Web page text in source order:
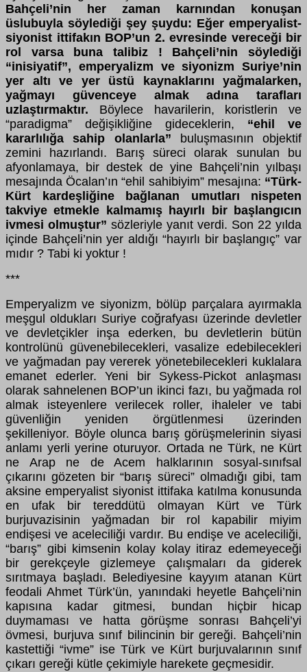
Bahçeli’nin her zaman karnından konuşan
üslubuyla söylediği şey şuydu: Eğer emperyalist-
siyonist ittifakın BOP’un 2. evresinde vereceği bir
rol varsa buna talibiz ! Bahçeli’nin söylediği
“inisiyatif”, emperyalizm ve siyonizm Suriye’nin
yer altı ve yer üstü kaynaklarını yağmalarken,
yağmayı güvenceye almak adına tarafları
uzlaştırmaktır. Böylece havarilerin, koristlerin ve
“paradigma” değişikliğine gideceklerin, “ehil ve
kararlılığa sahip olanlarla” buluşmasının objektif
zemini hazırlandı. Barış süreci olarak sunulan bu
afyonlamaya, bir destek de yine Bahçeli’nin yılbaşı
mesajında Öcalan’ın “ehil sahibiyim” mesajına: “Türk-
Kürt kardeşliğine bağlanan umutları nispeten
takviye etmekle kalmamış hayırlı bir başlangıcın
ivmesi olmuştur” sözleriyle yanıt verdi. Son 22 yılda
içinde Bahçeli’nin yer aldığı “hayırlı bir başlangıç” var
mıdır ? Tabi ki yoktur !
***
Emperyalizm ve siyonizm, bölüp parçalara ayırmakla
meşgul oldukları Suriye coğrafyası üzerinde devletler
ve devletçikler inşa ederken, bu devletlerin bütün
kontrolünü güvenebilecekleri, vasalize edebilecekleri
ve yağmadan pay vererek yönetebilecekleri kuklalara
emanet ederler. Yeni bir Sykess-Pickot anlaşması
olarak sahnelenen BOP’un ikinci fazı, bu yağmada rol
almak isteyenlere verilecek roller, ihaleler ve tabi
güvenliğin yeniden örgütlenmesi üzerinden
şekilleniyor. Böyle olunca barış görüşmelerinin siyasi
anlamı yerli yerine oturuyor. Ortada ne Türk, ne Kürt
ne Arap ne de Acem halklarının sosyal-sınıfsal
çıkarını gözeten bir “barış süreci” olmadığı gibi, tam
aksine emperyalist siyonist ittifaka katılma konusunda
en ufak bir tereddütü olmayan Kürt ve Türk
burjuvazisinin yağmadan bir rol kapabilir miyim
endişesi ve aceleciliği vardır. Bu endişe ve aceleciliği,
“barış” gibi kimsenin kolay kolay itiraz edemeyeceği
bir gerekçeyle gizlemeye çalışmaları da giderek
sırıtmaya başladı. Belediyesine kayyım atanan Kürt
feodali Ahmet Türk’ün, yanındaki heyetle Bahçeli’nin
kapısına kadar gitmesi, bundan hiçbir hicap
duymaması ve hatta görüşme sonrası Bahçeli’yi
övmesi, burjuva sınıf bilincinin bir gereği. Bahçeli’nin
kastettiği “ivme” ise Türk ve Kürt burjuvalarının sınıf
çıkarı gereği kütle çekimiyle harekete geçmesidir.